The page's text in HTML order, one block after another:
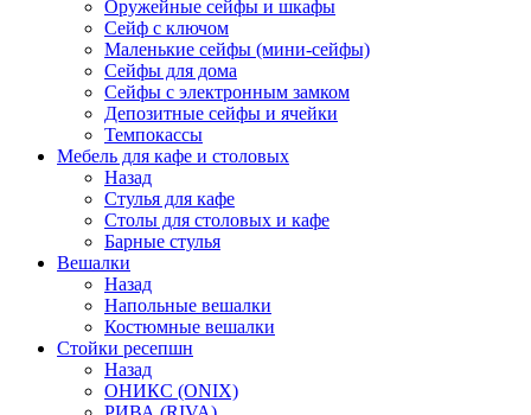
Оружейные сейфы и шкафы
Сейф с ключом
Маленькие сейфы (мини-сейфы)
Сейфы для дома
Сейфы с электронным замком
Депозитные сейфы и ячейки
Темпокассы
Мебель для кафе и столовых
Назад
Стулья для кафе
Столы для столовых и кафе
Барные стулья
Вешалки
Назад
Напольные вешалки
Костюмные вешалки
Стойки ресепшн
Назад
ОНИКС (ONIX)